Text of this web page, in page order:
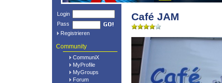
Login
Pass
Registrieren
Community
CommuniX
MyProfile
MyGroups
Forum
Café JAM